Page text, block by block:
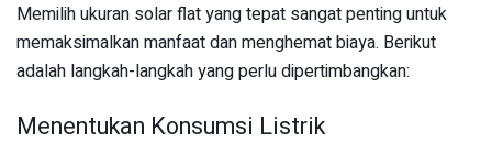
Memilih ukuran solar flat yang tepat sangat penting untuk
memaksimalkan manfaat dan menghemat biaya. Berikut
adalah langkah-langkah yang perlu dipertimbangkan:
Menentukan Konsumsi Listrik